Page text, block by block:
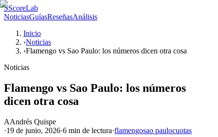
SScoreLab
NoticiasGuíasReseñasAnálisis
Inicio
›Noticias
›Flamengo vs Sao Paulo: los números dicen otra cosa
Noticias
Flamengo vs Sao Paulo: los números
dicen otra cosa
AAndrés Quispe
·19 de junio, 2026·6 min de lectura·flamengosao paulocuotas